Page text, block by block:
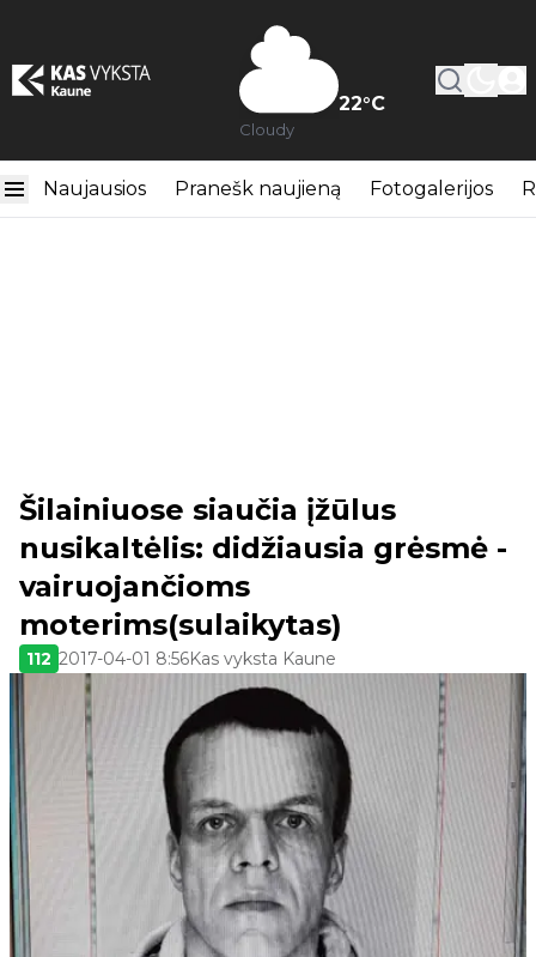
22°C
Cloudy
Naujausios Pranešk naujieną Fotogalerijos
Šilainiuose siaučia įžūlus
nusikaltėlis: didžiausia grėsmė -
vairuojančioms
moterims(sulaikytas)
112 2017-04-01 8:56Kas vyksta Kaune